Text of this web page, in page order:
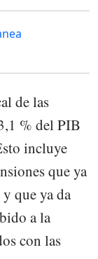
de las
% del PIB
incluye
que ya
que ya da
a la
con las